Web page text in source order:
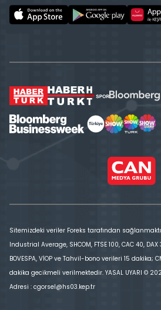
Sitemizdeki veriler Foreks tarafından
Industrial Average, SHCOM, FTSE 100, CAC 40,
BOVESPA, VİOP ve Tahvil-bono verileri 15 dakika;
dakika gecikmeli verilmektedir. YASAL UYARI ©
Adresi : cgorsel@hs03.kep.tr